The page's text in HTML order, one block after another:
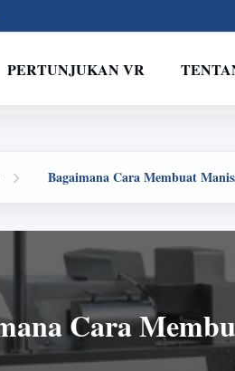
PERTUNJUKAN VR
Bagaimana Cara Membuat
Cara